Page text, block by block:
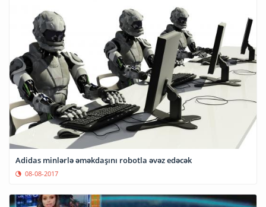
Adidas minlərlə əməkdaşını robotla əvəz edəcək
08-08-2017